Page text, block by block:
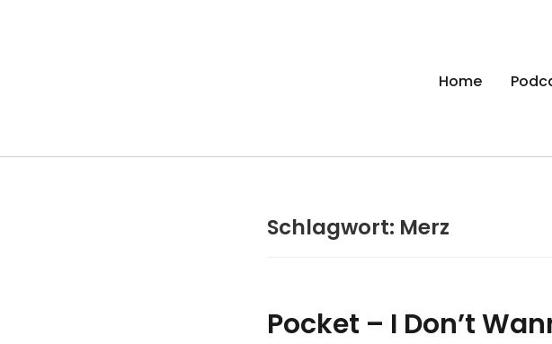
Manierenversagen
Home
Schlagwort: Merz
Pocket – I Don’t